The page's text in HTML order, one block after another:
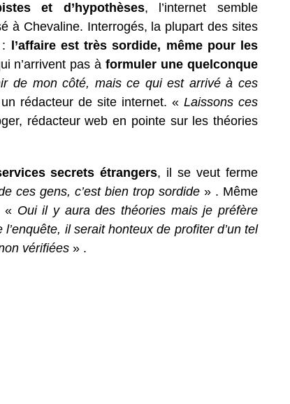
et d’hypothèses, l’internet semble
à Chevaline. Interrogés, la plupart des sites
l’affaire est très sordide, même pour les
n’arrivent pas àformuler une quelconque
de mon côté, mais ce qui est arrivé à ces
rédacteur de site internet. « Laissons ces
rédacteur web en pointe sur les théories
secrets étrangers, il se veut ferme
ces gens, c’est bien trop sordide » . Même
« Oui il y aura des théories mais je préfère
l’enquête, il serait honteux de profiter d’un tel
vérifiées » .